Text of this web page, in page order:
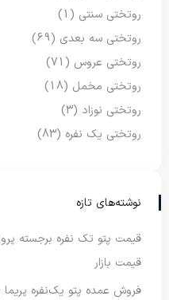
روتختی سنتی (1)
روتختی سه بعدی (69)
روتختی عروس (71)
روتختی مخمل (18)
روتختی نوزاد (3)
روتختی یک نفره (83)
نوشته‌های تازه
قیمت پتو تک نفره برجسته
قیمت بازار
فروش عمده پتو یک‌نفره پریما